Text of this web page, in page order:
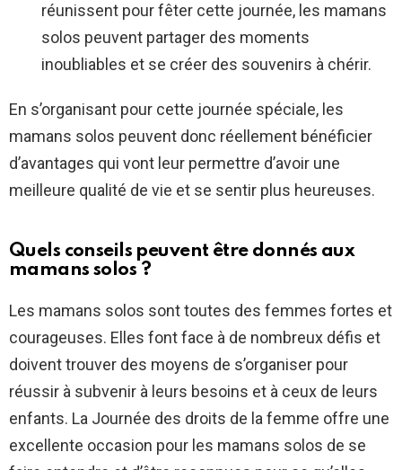
réunissent pour fêter cette journée, les mamans
solos peuvent partager des moments
inoubliables et se créer des souvenirs à chérir.
En s’organisant pour cette journée spéciale, les
mamans solos peuvent donc réellement bénéficier
d’avantages qui vont leur permettre d’avoir une
meilleure qualité de vie et se sentir plus heureuses.
Quels conseils peuvent être donnés aux
mamans solos ?
Les mamans solos sont toutes des femmes fortes et
courageuses. Elles font face à de nombreux défis et
doivent trouver des moyens de s’organiser pour
réussir à subvenir à leurs besoins et à ceux de leurs
enfants. La Journée des droits de la femme offre une
excellente occasion pour les mamans solos de se